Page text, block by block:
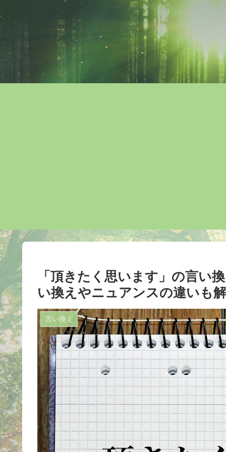
「頂きたく思います」の言い
い換えやニュアンスの違いも
言い換え